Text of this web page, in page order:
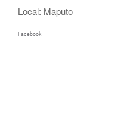
Local: Maputo
Facebook